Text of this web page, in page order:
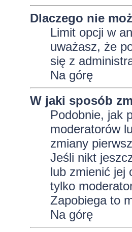
Dlaczego nie
Limit opcji w
uważasz, że
się z
Na górę
W jaki sposób
Podobnie, jak
moderatorów
zmiany
Jeśli nikt
lub zmienić jej
tylko
Zapobiega to
Na górę